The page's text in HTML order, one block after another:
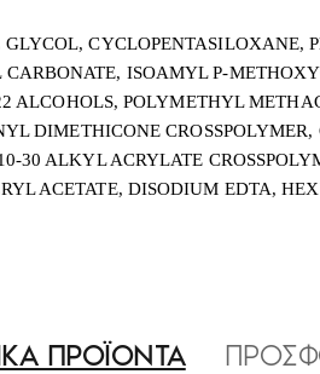
ISOAMYL P-
POLYMETHYL
DIMETHICONE
ALKYL ACRYLATE
ACETATE, DISODIUM EDTA,
ΠΡΟΪΟΝΤΑ